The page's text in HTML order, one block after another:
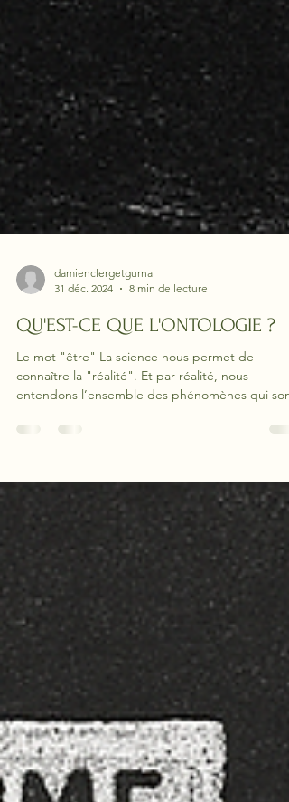
damienclergetgurna
31 déc. 2024
8 min de lecture
QU'EST-CE QUE L'ONTOLOGIE ?
Le mot "être" La science nous permet de
connaître la "réalité". Et par réalité, nous
des "objets possibles d’expérience", parce qu’ils
sont situés dans l’espace et dans le temps. Mais
mot « être » désigne de toute évidence un
ensemble beaucoup plus inclusif. Quelques
exemples permettront de le montrer : nous
évoquons la possibilité que Dieu existe ; pour
certains croyants, Dieu existe bel et bien. Mais le
fait que Dieu soit n’a